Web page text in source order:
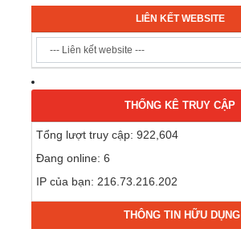
LIÊN KẾT WEBSITE
THỐNG KÊ TRUY CẬP
Tổng lượt truy cập: 922,604
Đang online: 6
IP của bạn: 216.73.216.202
THÔNG TIN HỮU DỤNG